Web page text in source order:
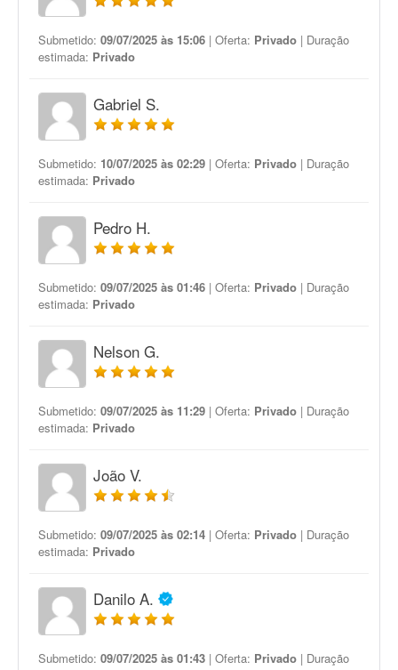
Submetido: 09/07/2025 às 15:06 | Oferta: Privado | Duração
estimada: Privado
Gabriel S.
Submetido: 10/07/2025 às 02:29 | Oferta: Privado | Duração
estimada: Privado
Pedro H.
Submetido: 09/07/2025 às 01:46 | Oferta: Privado | Duração
estimada: Privado
Nelson G.
Submetido: 09/07/2025 às 11:29 | Oferta: Privado | Duração
estimada: Privado
João V.
Submetido: 09/07/2025 às 02:14 | Oferta: Privado | Duração
estimada: Privado
Danilo A.
Submetido: 09/07/2025 às 01:43 | Oferta: Privado | Duração